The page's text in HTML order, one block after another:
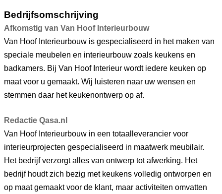
Bedrijfsomschrijving
Afkomstig van Van Hoof Interieurbouw
Van Hoof Interieurbouw is gespecialiseerd in het maken van
speciale meubelen en interieurbouw zoals keukens en
badkamers. Bij Van Hoof Interieur wordt iedere keuken op
maat voor u gemaakt. Wij luisteren naar uw wensen en
stemmen daar het keukenontwerp op af.
Redactie Qasa.nl
Van Hoof Interieurbouw in een totaalleverancier voor
interieurprojecten gespecialiseerd in maatwerk meubilair.
Het bedrijf verzorgt alles van ontwerp tot afwerking. Het
bedrijf houdt zich bezig met keukens volledig ontworpen en
op maat gemaakt voor de klant, maar activiteiten omvatten